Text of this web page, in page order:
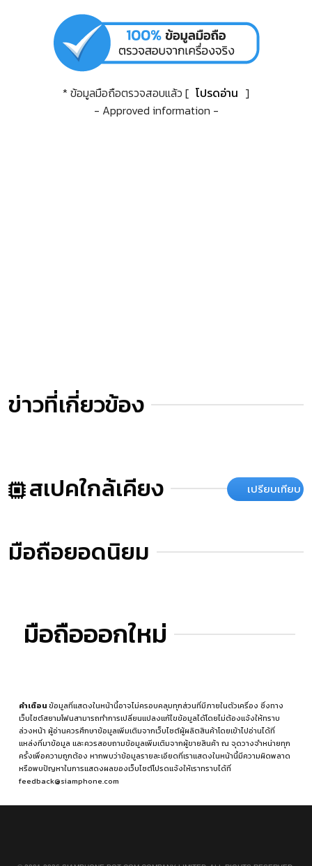
* ข้อมูลมือถือตรวจสอบแล้ว [ โปรดอ่าน ]
- Approved information -
ข่าวที่เกี่ยวข้อง
สเปคใกล้เคียง เปรียบเทียบ
มือถือยอดนิยม
มือถือออกใหม่
คำเตือนข้อมูลที่แสดงในหน้านี้อาจไม่ครอบคลุมทุกส่วนที่มีภายในตัวเครื่อง ซึ่งทาง
เว็บไซต์สยามโฟนสามารถทำการเปลี่ยนแปลงแก้ไขข้อมูลได้โดยไม่ต้องแจ้งให้ทราบ
ล่วงหน้า ผู้อ่านควรศึกษาข้อมูลเพิ่มเติมจากเว็บไซต์ผู้ผลิตสินค้าโดยเข้าไปอ่านได้ที่
แหล่งที่มาข้อมูล และควรสอบถามข้อมูลเพิ่มเติมจากผู้ขายสินค้า ณ จุดวางจำหน่ายทุก
ครั้งเพื่อความถูกต้อง หากพบว่าข้อมูลรายละเอียดที่เราแสดงในหน้านี้มีความผิดพลาด
หรือพบปัญหาในการแสดงผลของเว็บไซต์โปรดแจ้งให้เราทราบได้ที่
feedback@siamphone.com